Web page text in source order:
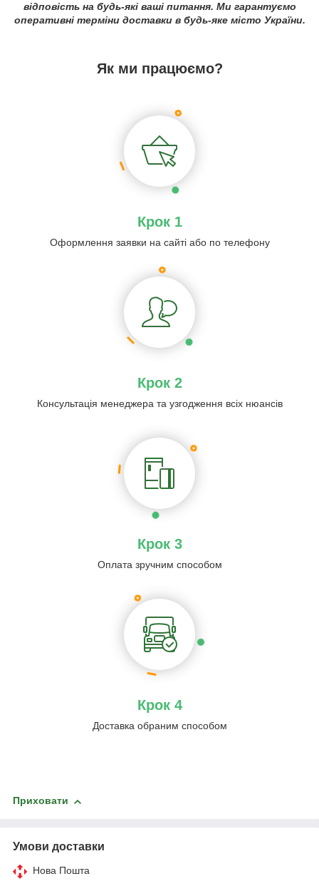
відповість на будь-які ваші питання. Ми гарантуємо
оперативні терміни доставки в будь-яке місто України.
Як ми працюємо?
Крок 1
Оформлення заявки на сайті або по телефону
Крок 2
Консультація менеджера та узгодження всіх нюансів
Крок 3
Оплата зручним способом
Крок 4
Доставка обраним способом
Приховати
Умови доставки
Нова Пошта